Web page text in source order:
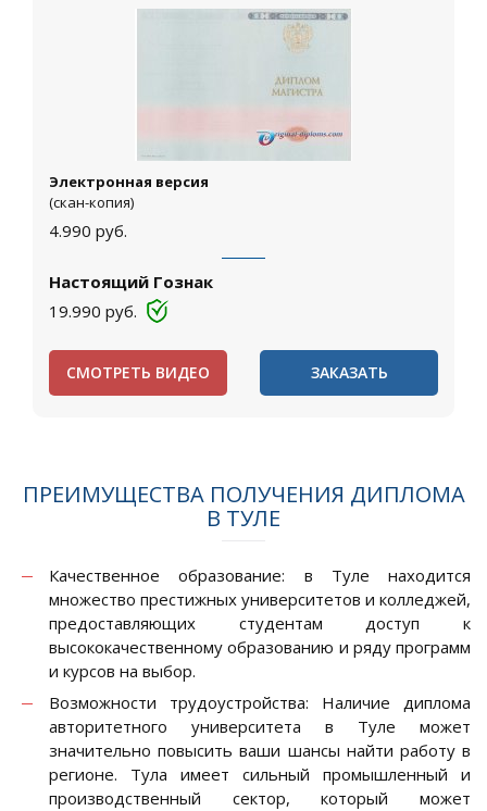
Электронная версия
(скан-копия)
4.990 руб.
Настоящий Гознак
19.990 руб.
СМОТРЕТЬ ВИДЕО ЗАКАЗАТЬ
ПРЕИМУЩЕСТВА ПОЛУЧЕНИЯ ДИПЛОМА
В ТУЛЕ
Качественное образование: в Туле находится
множество престижных университетов и колледжей,
предоставляющих студентам доступ к
высококачественному образованию и ряду программ
и курсов на выбор.
Возможности трудоустройства: Наличие диплома
авторитетного университета в Туле может
значительно повысить ваши шансы найти работу в
регионе. Тула имеет сильный промышленный и
производственный сектор, который может